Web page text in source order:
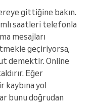
gittiğine bakın.
saatleri telefonla
mesajları
geçiriyorsa,
demektir. Online
Eğer
kaybına yol
bunu doğrudan